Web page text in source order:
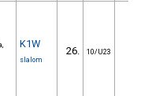
K1W
slalom
26. 10/U23